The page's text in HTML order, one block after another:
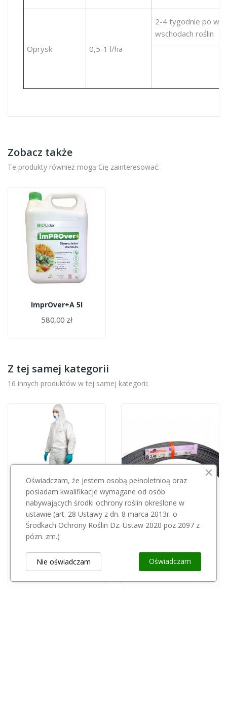
Oprysk 0,5-1 l/ha
2-4 tygodnie po
wschodach roślin
Zobacz także
Te produkty również mogą Cię zainteresować:
ImprOver+A 5l
580,00 zł
Z tej samej kategorii
16 innych produktów w tej samej kategorii:
Przepraszamy, ten produkt
jest niedostępny.
OXYLINE
Kombinezon OxyChem biały rozm. L
20,00 zł
ARCELORMITTAL
Oświadczam, że jestem osobą pełnoletnioą oraz
posiadam kwalifikacje wymagane od osób
nabywających środki ochrony roślin określone w
ustawie (art. 28 Ustawy z dn. 8 marca 2013r. o
Środkach Ochrony Roślin Dz. Ustaw 2020 poz 2097 z
pózn. zm.)
Oświadczam
Nie oświadczam